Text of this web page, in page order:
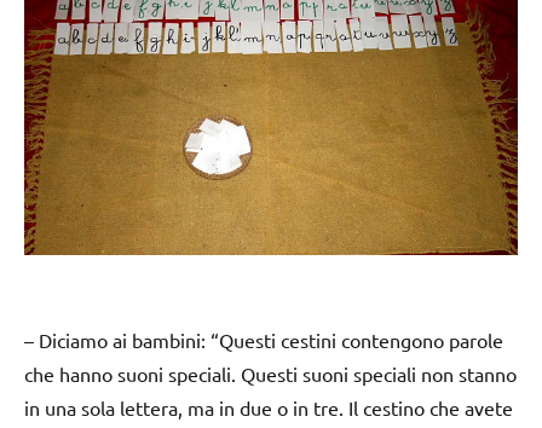
– Diciamo ai bambini: “Questi cestini contengono parole
che hanno suoni speciali. Questi suoni speciali non stanno
in una sola lettera, ma in due o in tre. Il cestino che avete